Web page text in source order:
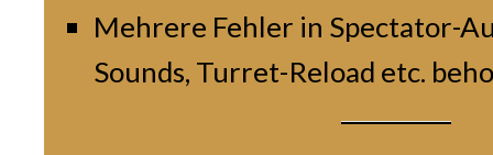
Mehrere Fehler in Spectator-
Sounds, Turret-Reload etc.